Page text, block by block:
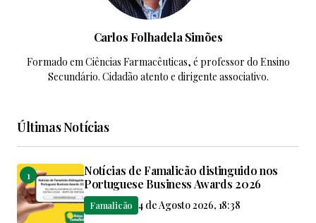
Carlos Folhadela Simões
Formado em Ciências Farmacêuticas, é professor do Ensino
Secundário. Cidadão atento e dirigente associativo.
Últimas Notícias
Notícias de Famalicão distinguido nos
Portuguese Business Awards 2026
Famalicão 4 de Agosto 2026, 18:38